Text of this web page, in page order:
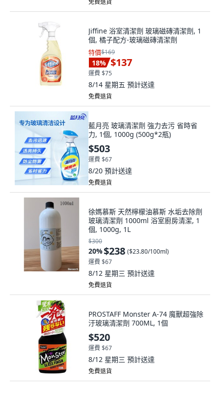
免費退貨
Jiffine 浴室清潔劑 玻璃磁磚清潔劑, 1
個, 橘子配方-玻璃磁磚清潔劑
特價$169
18% $137
運費 $75
8/14 星期五 預計送達
免費退貨
藍月亮 玻璃清潔劑 強力去污 省時省
力, 1個, 1000g (500g*2瓶)
$503
運費 $67
8/20 預計送達
免費退貨
徐媽慕斯 天然檸檬油慕斯 水垢去除劑
玻璃清潔劑 1000ml 浴室廚房清潔, 1
個, 1000g, 1L
$300
20%$238 ($23.80/100ml)
運費 $67
8/12 星期三 預計送達
免費退貨
PROSTAFF Monster A-74 魔獸超強除
汙玻璃清潔劑 700ML, 1個
$520
運費 $67
8/12 星期三 預計送達
免費退貨